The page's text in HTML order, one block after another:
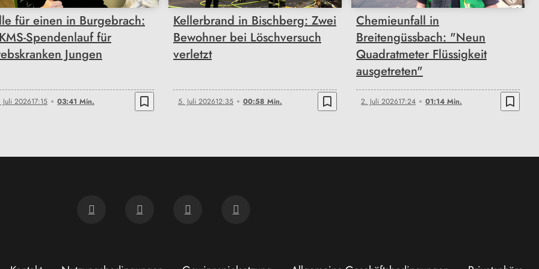
für einen in Burgebrach:
Spendenlauf für
Jungen
Juli 202617:15 03:41 Min. bookmark_border
Kellerbrand in Bischberg: Zwei
Bewohner bei Löschversuch
verletzt
5. Juli 202612:35 00:58 Min. bookmark_border
Chemieunfall in
Breitengüssbach: "Neun
Quadratmeter Flüssigkeit
ausgetreten"
2. Juli 202617:24 01:14 Min. bookmark_border